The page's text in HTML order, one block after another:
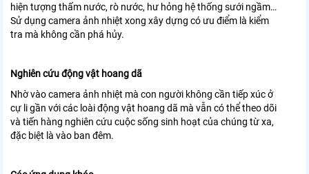
hiện tượng thấm nước, rò nước, hư hỏng hệ thống sưới ngầm…
Sử dụng camera ảnh nhiệt xong xây dựng có ưu điểm là kiểm
tra mà không cần phá hủy.
Nghiên cứu động vật hoang dã
Nhờ vào camera ảnh nhiệt mà con người không cần tiếp xúc ở
cự li gần với các loài động vật hoang dã mà vẫn có thể theo dõi
và tiến hàng nghiên cứu cuộc sống sinh hoạt của chúng từ xa,
đặc biệt là vào ban đêm.